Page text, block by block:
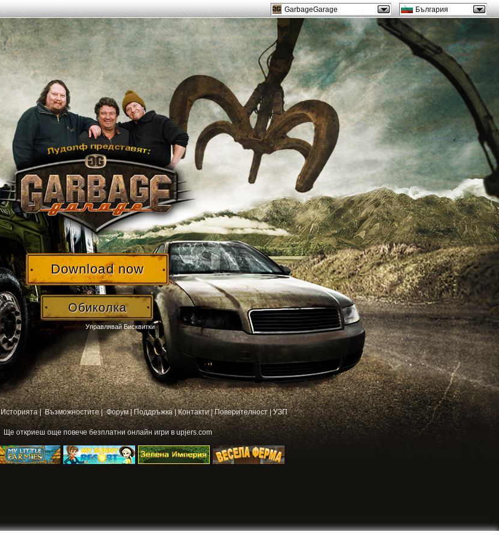
GarbageGarage България
Download now
Обиколка
Историята | Възможностите | Форум|Поддръжка|Контакти|Поверителност|УЗП
Ще откриеш още повечебезплатни онлайн игри в upjers.com
Управлявай Бисквитки